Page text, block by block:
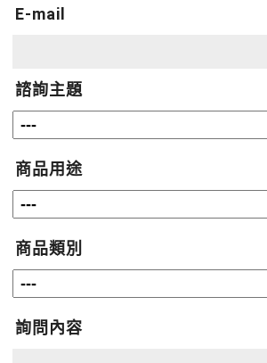
E-mail
諮詢主題
商品用途
商品類別
詢問內容